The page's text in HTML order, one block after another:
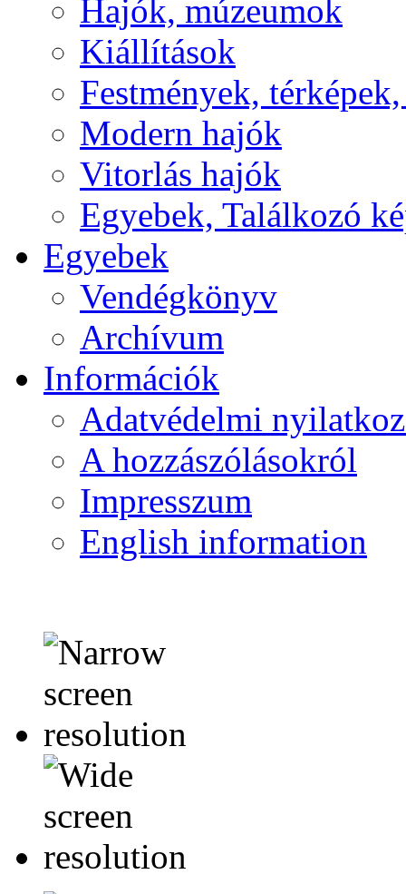
Hajók, múzeumok
Kiállítások
Festmények,
Modern hajók
Vitorlás hajók
Egyebek, Találkozó
Egyebek
Vendégkönyv
Archívum
Információk
Adatvédelmi
A hozzászólásokról
Impresszum
English information